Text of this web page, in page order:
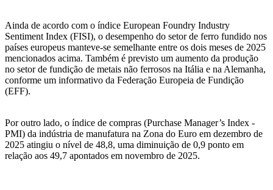
Ainda de acordo com o índice European Foundry Industry
Sentiment Index (FISI), o desempenho do setor de ferro fundido nos
países europeus manteve-se semelhante entre os dois meses de 2025
mencionados acima. Também é previsto um aumento da produção
no setor de fundição de metais não ferrosos na Itália e na Alemanha,
conforme um informativo da Federação Europeia de Fundição
(EFF).
Por outro lado, o índice de compras (Purchase Manager’s Index -
PMI) da indústria de manufatura na Zona do Euro em dezembro de
2025 atingiu o nível de 48,8, uma diminuição de 0,9 ponto em
relação aos 49,7 apontados em novembro de 2025.